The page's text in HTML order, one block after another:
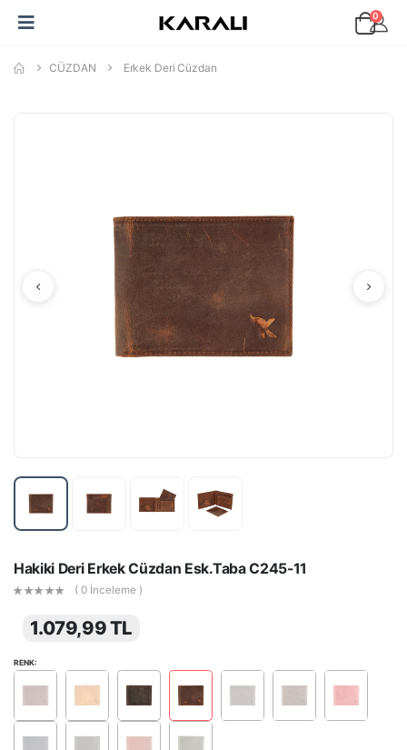
0
CÜZDAN Erkek Deri Cüzdan
Hakiki Deri Erkek Cüzdan Esk.Taba C245-11
( 0 İnceleme )
1.079,99 TL
RENK: